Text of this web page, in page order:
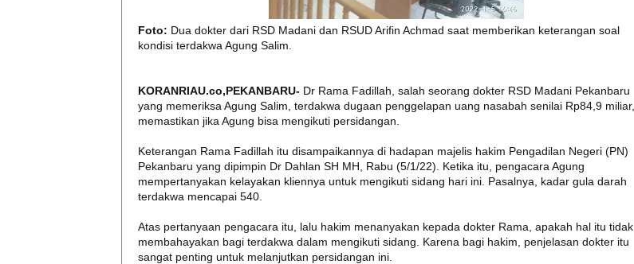
Foto: Dua dokter dari RSD Madani dan RSUD Arifin Achmad saat memberikan keterangan soal
kondisi terdakwa Agung Salim.
KORANRIAU.co,PEKANBARU- Dr Rama Fadillah, salah seorang dokter RSD Madani Pekanbaru
yang memeriksa Agung Salim, terdakwa dugaan penggelapan uang nasabah senilai Rp84,9 miliar,
memastikan jika Agung bisa mengikuti persidangan.
Keterangan Rama Fadillah itu disampaikannya di hadapan majelis hakim Pengadilan Negeri (PN)
Pekanbaru yang dipimpin Dr Dahlan SH MH, Rabu (5/1/22). Ketika itu, pengacara Agung
mempertanyakan kelayakan kliennya untuk mengikuti sidang hari ini. Pasalnya, kadar gula darah
terdakwa mencapai 540.
Atas pertanyaan pengacara itu, lalu hakim menanyakan kepada dokter Rama, apakah hal itu tidak
membahayakan bagi terdakwa dalam mengikuti sidang. Karena bagi hakim, penjelasan dokter itu
sangat penting untuk melanjutkan persidangan ini.